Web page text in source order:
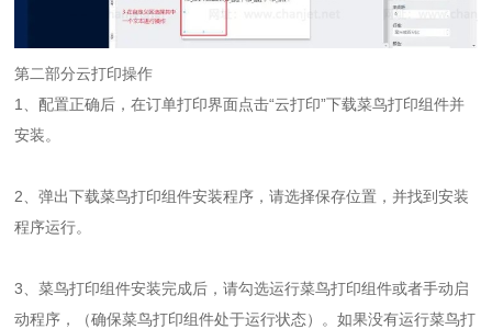
第二部分云打印操作
1、配置正确后，在订单打印界面点击“云打印”下载菜鸟打印组件并
安装。
2、弹出下载菜鸟打印组件安装程序，请选择保存位置，并找到安装
程序运行。
3、菜鸟打印组件安装完成后，请勾选运行菜鸟打印组件或者手动启
动程序，（确保菜鸟打印组件处于运行状态）。如果没有运行菜鸟打